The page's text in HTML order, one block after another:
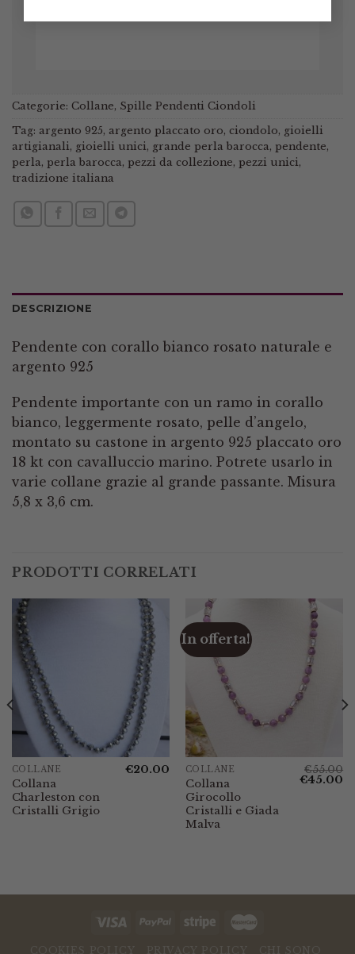
Categorie: Collane, Spille Pendenti Ciondoli
Tag: argento 925, argento placcato oro, ciondolo, gioielli
artigianali , gioielli unici , grande perla barocca , pendente,
perla , perla barocca , pezzi da collezione, pezzi unici ,
tradizione italiana
DESCRIZIONE
Pendente con corallo bianco rosato naturale e
argento 925
Pendente importante con un ramo in corallo
bianco, leggermente rosato, pelle d’angelo,
montato su castone in argento 925 placcato oro
18 kt con cavalluccio marino. Potrete usarlo in
varie collane grazie al grande passante. Misura
5,8 x 3,6 cm.
PRODOTTI CORRELATI
COLLANE
Collana
Charleston con
Cristalli Grigio
€20.00
In offerta!
COLLANE
Collana
Girocollo
Cristalli e Giada
Malva
€55.00
Il
€45.00